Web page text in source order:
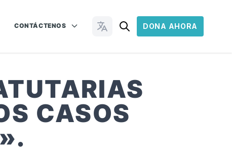
CONTÁCTENOS Cambiar idiomaDONA AHORA
CASOS